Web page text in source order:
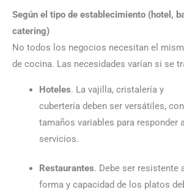
Según el tipo de establecimiento (hotel,
catering)
No todos los negocios necesitan el
de cocina. Las necesidades varían si se
Hoteles. La vajilla, cristalería y
cubertería debenser versátiles,
tamaños variables para responder
servicios.
Restaurantes. Debe ser resistente
forma y capacidad de los platos